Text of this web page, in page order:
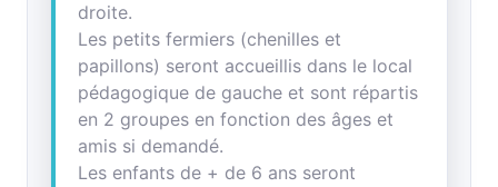
droite.
Les petits fermiers (chenilles et
papillons) seront accueillis dans le local
pédagogique de gauche et sont répartis
en 2 groupes en fonction des âges et
amis si demandé.
Les enfants de + de 6 ans seront